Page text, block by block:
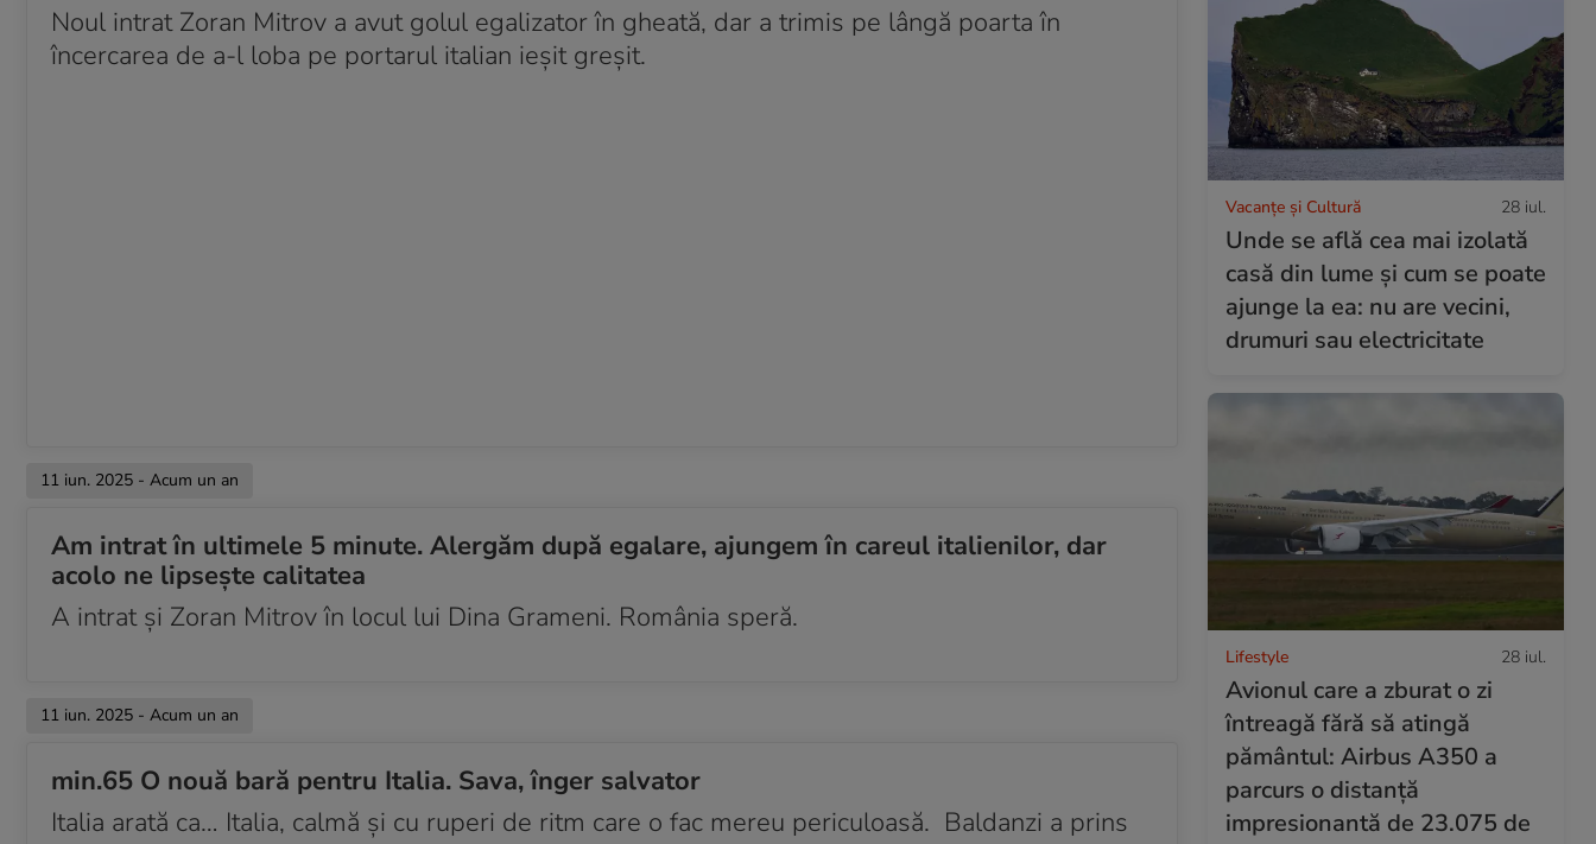
Noul intrat Zoran Mitrov a avut golul egalizator în gheată, dar a trimis pe lângă poarta în
încercarea de a-l loba pe portarul italian ieșit greșit.
11 iun. 2025 - Acum un an
Am intrat în ultimele 5 minute. Alergăm după egalare, ajungem în careul italienilor, dar
acolo ne lipsește calitatea
A intrat și Zoran Mitrov în locul lui Dina Grameni. România speră.
11 iun. 2025 - Acum un an
min.65 O nouă bară pentru Italia. Sava, înger salvator
Italia arată ca… Italia, calmă și cu ruperi de ritm care o fac mereu periculoasă. Baldanzi a prins
Vacanțe și Cultură 28 iul.
Unde se află cea mai izolată
casă din lume și cum se poate
ajunge la ea: nu are vecini,
drumuri sau electricitate
Lifestyle 28 iul.
Avionul care a zburat o zi
întreagă fără să atingă
pământul: Airbus A350 a
parcurs o distanță
impresionantă de 23.075 de